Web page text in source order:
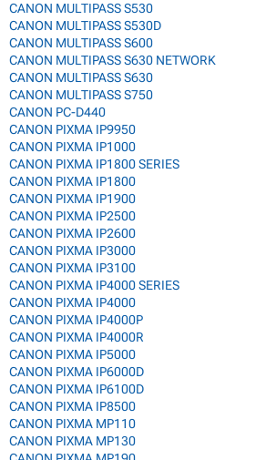
CANON MULTIPASS S530
CANON MULTIPASS S530D
CANON MULTIPASS S600
CANON MULTIPASS S630 NETWORK
CANON MULTIPASS S630
CANON MULTIPASS S750
CANON PC-D440
CANON PIXMA IP9950
CANON PIXMA IP1000
CANON PIXMA IP1800 SERIES
CANON PIXMA IP1800
CANON PIXMA IP1900
CANON PIXMA IP2500
CANON PIXMA IP2600
CANON PIXMA IP3000
CANON PIXMA IP3100
CANON PIXMA IP4000 SERIES
CANON PIXMA IP4000
CANON PIXMA IP4000P
CANON PIXMA IP4000R
CANON PIXMA IP5000
CANON PIXMA IP6000D
CANON PIXMA IP6100D
CANON PIXMA IP8500
CANON PIXMA MP110
CANON PIXMA MP130